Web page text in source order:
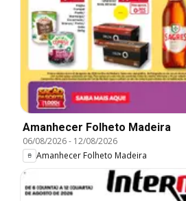
Amanhecer Folheto Madeira
06/08/2026- 12/08/2026
Amanhecer Folheto Madeira